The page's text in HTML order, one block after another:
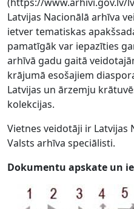
Latvijas Nacionālā arhīva
ietver tematiskas
pamatīgāk var iepazīties
arhīvā gadu gaitā
krājumā esošajiem
Latvijas un ārzemju
kolekcijas.
Vietnes veidotāji ir Latvijas
Valsts arhīva speciālisti.
Dokumentu apskate un